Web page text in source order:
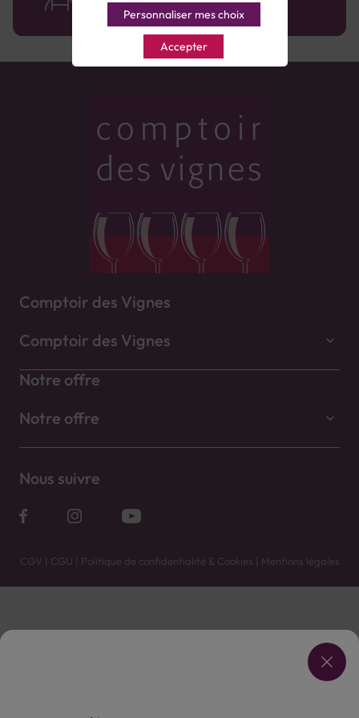
Comptoir des Vignes
Comptoir des Vignes
Notre offre
Notre offre
Nous suivre
CGV | CGU | Politique de confidentialité & Cookies | Mentions légales
Vente uniquement en caves. Contactez votre caviste pour plus de renseignements.
L'ABUS D'ALCOOL EST DANGEREUX POUR LA SANTÉ, À CONSOMMER AVEC MODÉRATION.
Personnaliser mes choix
Accepter